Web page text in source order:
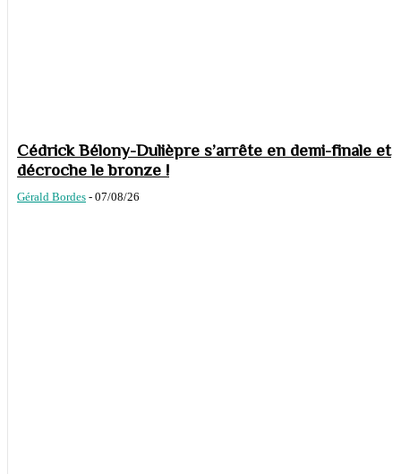
Cédrick Bélony-Dulièpre s’arrête en demi-finale et
décroche le bronze !
Gérald Bordes - 07/08/26